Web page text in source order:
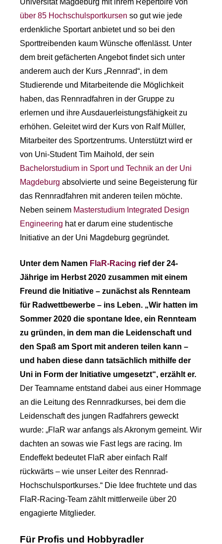
über 85 Hochschulsportkursen so gut wie jede
erdenkliche Sportart anbietet und so bei den
Sporttreibenden kaum Wünsche offenlässt. Unter
dem breit gefächerten Angebot findet sich unter
anderem auch der Kurs „Rennrad“, in dem
Studierende und Mitarbeitende die Möglichkeit
haben, das Rennradfahren in der Gruppe zu
erlernen und ihre Ausdauerleistungsfähigkeit zu
erhöhen. Geleitet wird der Kurs von Ralf Müller,
Mitarbeiter des Sportzentrums. Unterstützt wird er
von Uni-Student Tim Maihold, der sein
Bachelorstudium in Sport und Technik an der Uni
Magdeburg absolvierte und seine Begeisterung für
das Rennradfahren mit anderen teilen möchte.
Neben seinem Masterstudium Integrated Design
Engineering hat er darum eine studentische
Initiative an der Uni Magdeburg gegründet.
Unter dem Namen FlaR-Racing rief der 24-
Jährige im Herbst 2020 zusammen mit einem
Freund die Initiative – zunächst als Rennteam
für Radwettbewerbe – ins Leben. „Wir hatten im
Sommer 2020 die spontane Idee, ein Rennteam
zu gründen, in dem man die Leidenschaft und
den Spaß am Sport mit anderen teilen kann –
und haben diese dann tatsächlich mithilfe der
Uni in Form der Initiative umgesetzt“, erzählt er.
Der Teamname entstand dabei aus einer Hommage
an die Leitung des Rennradkurses, bei dem die
Leidenschaft des jungen Radfahrers geweckt
wurde: „FlaR war anfangs als Akronym gemeint. Wir
dachten an sowas wie Fast legs are racing. Im
Endeffekt bedeutet FlaR aber einfach Ralf
rückwärts – wie unser Leiter des Rennrad-
Hochschulsportkurses.“ Die Idee fruchtete und das
FlaR-Racing-Team zählt mittlerweile über 20
engagierte Mitglieder.
Für Profis und Hobbyradler